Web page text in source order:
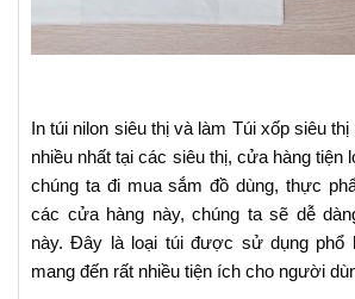
In túi nilon siêu thị và làm Túi xốp siêu
nhiều nhất tại các siêu thị, cửa hàng tiện
chúng ta đi mua sắm đồ dùng, thực
các cửa hàng này, chúng ta sẽ dễ
này. Đây là loại túi được sử dụng phổ
mang đến rất nhiều tiện ích cho người